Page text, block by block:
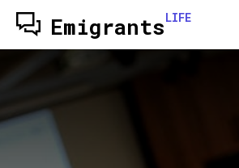
EmigrantsLIFE